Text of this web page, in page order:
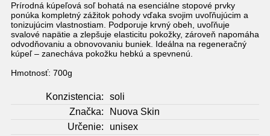
Prírodná kúpeľová soľ bohatá na esenciálne stopové prvky
ponúka kompletný zážitok pohody vďaka svojim uvoľňujúcim a
tonizujúcim vlastnostiam. Podporuje krvný obeh, uvoľňuje
svalové napätie a zlepšuje elasticitu pokožky, zároveň napomáha
odvodňovaniu a obnovovaniu buniek. Ideálna na regeneračný
kúpeľ – zanecháva pokožku hebkú a spevnenú.
Hmotnosť: 700g
Konzistencia:
soli
Značka:
Nuova Skin
Určenie:
unisex